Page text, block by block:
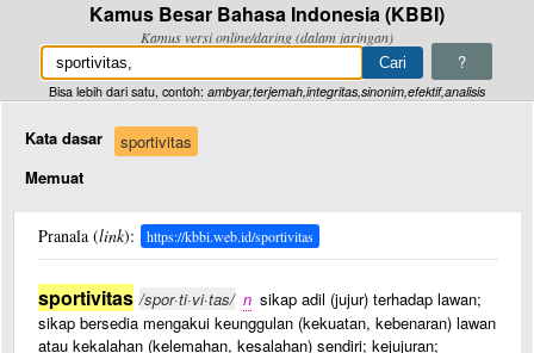
Kamus Besar Bahasa Indonesia (KBBI)
Kamus versi online/daring (dalam jaringan)
?
Bisa lebih dari satu, contoh: ambyar,terjemah,integritas,sinonim,efektif,analisis
Kata dasar
sportivitas
Memuat
Pranala (link): https://kbbi.web.id/sportivitas
sportivitas /spor·ti·vi·tas/ n sikap adil (jujur) terhadap lawan;
sikap bersedia mengakui keunggulan (kekuatan, kebenaran) lawan
atau kekalahan (kelemahan, kesalahan) sendiri; kejujuran;